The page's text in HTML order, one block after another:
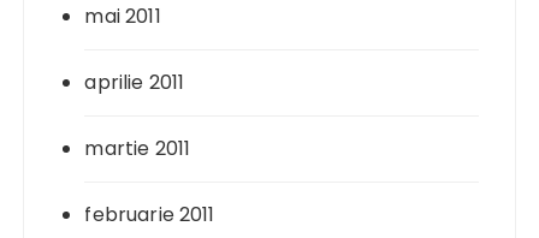
mai 2011
aprilie 2011
martie 2011
februarie 2011